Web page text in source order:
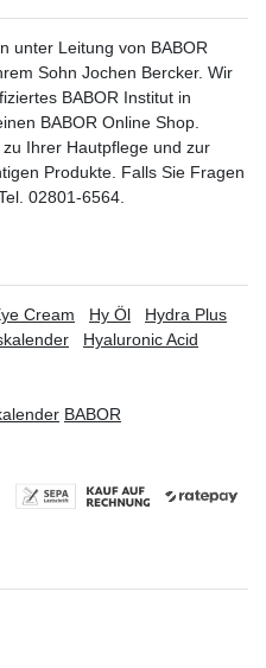
unter Leitung von BABOR
Sohn Jochen Bercker. Wir
BABOR Institut in
BABOR Online Shop.
Ihrer Hautpflege und zur
Produkte. Falls Sie Fragen
02801-6564.
Cream Hy Öl
Hydra Plus
Hyaluronic Acid
BABOR